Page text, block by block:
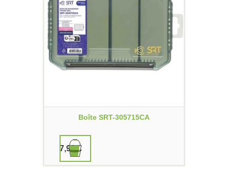
Boîte SRT-305715CA
7,90 €